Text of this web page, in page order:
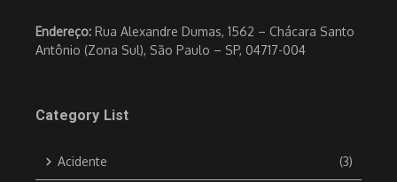
Endereço: Rua Alexandre Dumas, 1562 – Chácara Santo
Antônio (Zona Sul), São Paulo – SP, 04717-004
Category List
Acidente (3)